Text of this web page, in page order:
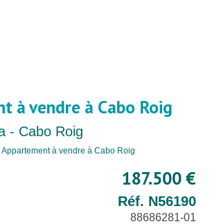
à vendre à Cabo Roig
- Cabo Roig
Appartement à vendre à Cabo Roig
187.500 €
Réf. N56190
88686281-01